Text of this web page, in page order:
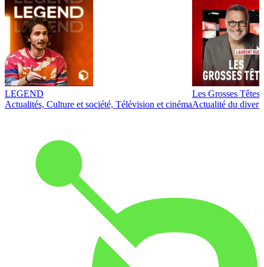
LEGEND
Actualités, Culture et société, Télévision et cinéma
Les Grosses Têtes
Actualité du